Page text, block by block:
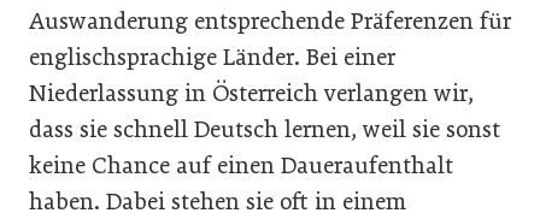
Auswanderung entsprechende Präferenzen für
englischsprachige Länder. Bei einer
Niederlassung in Österreich verlangen wir,
dass sie schnell Deutsch lernen, weil sie sonst
keine Chance auf einen Daueraufenthalt
haben. Dabei stehen sie oft in einem